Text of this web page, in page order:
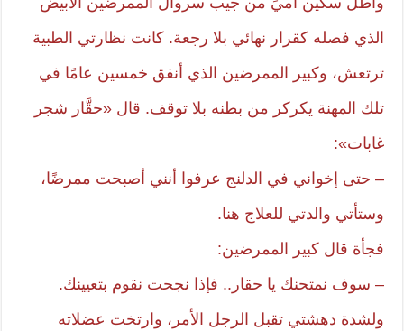
الذي فصله كقرار نهائي بلا رجعة. كانت نظارتي الطبية
ترتعش، وكبير الممرضين الذي أنفق خمسين عامًا في
تلك المهنة يكركر من بطنه بلا توقف. قال «حقَّار شجر
غابات»:
– حتى إخواني في الدلنج عرفوا أنني أصبحت ممرضًا،
وستأتي والدتي للعلاج هنا.
فجأة قال كبير الممرضين:
– سوف نمتحنك يا حقار.. فإذا نجحت نقوم بتعيينك.
ولشدة دهشتي تقبل الرجل الأمر، وارتخت عضلاته